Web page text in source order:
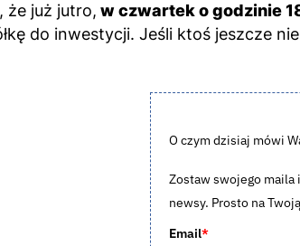
że już jutro, w czwartek o godzinie
do inwestycji. Jeśli ktoś jeszcze
O czym dzisiaj mówi
Zostaw swojego maila
newsy. Prosto na
Email*